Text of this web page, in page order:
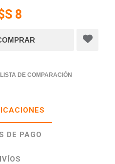
8
DE COMPARACIÓN
DE PAGO